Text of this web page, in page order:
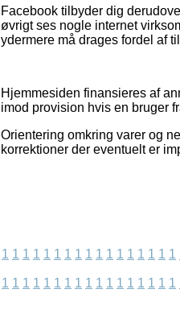
Facebook tilbyder dig
øvrigt ses nogle internet
ydermere må drages fordel af
Hjemmesiden finansieres af
imod provision hvis en bruger
Orientering omkring varer og
korrektioner der eventuelt er
1 1 1 1 1 1 1 1 1 1 1 1 1 1 1 1 1
1 1 1 1 1 1 1 1 1 1 1 1 1 1 1 1 1